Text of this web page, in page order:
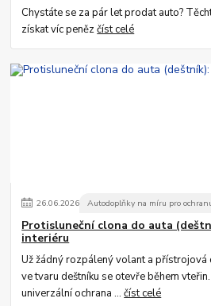
Chystáte se za pár let prodat auto?
získat víc penězčíst celé
26.06.2026 Autodoplňky na míru pro
Protisluneční clona do auta
interiéru
Už žádný rozpálený volant a přístrojová
ve tvaru deštníku se otevře během
univerzální ochrana ...číst celé